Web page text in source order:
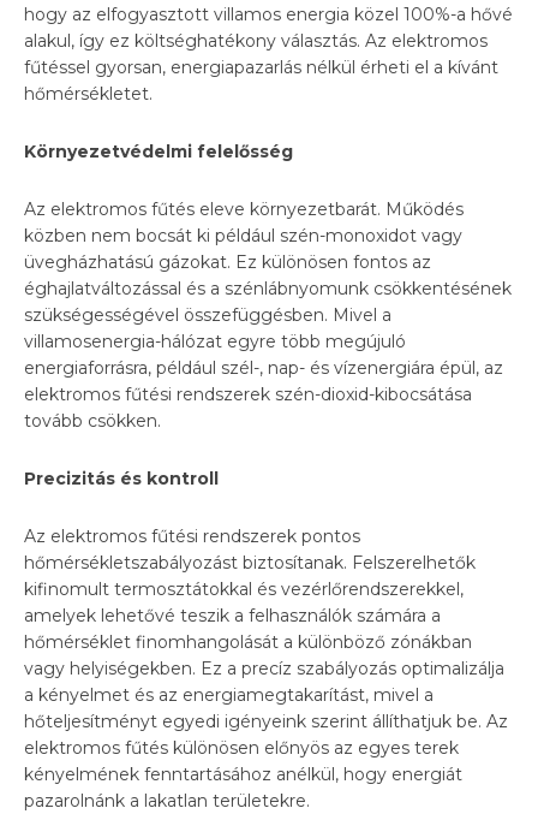
hogy az elfogyasztott villamos energia közel 100%-a hővé
alakul, így ez költséghatékony választás. Az elektromos
fűtéssel gyorsan, energiapazarlás nélkül érheti el a kívánt
hőmérsékletet.
Környezetvédelmi felelősség
Az elektromos fűtés eleve környezetbarát. Működés
közben nem bocsát ki például szén-monoxidot vagy
üvegházhatású gázokat. Ez különösen fontos az
éghajlatváltozással és a szénlábnyomunk csökkentésének
szükségességével összefüggésben. Mivel a
villamosenergia-hálózat egyre több megújuló
energiaforrásra, például szél-, nap- és vízenergiára épül, az
elektromos fűtési rendszerek szén-dioxid-kibocsátása
tovább csökken.
Precizitás és kontroll
Az elektromos fűtési rendszerek pontos
hőmérsékletszabályozást biztosítanak. Felszerelhetők
kifinomult termosztátokkal és vezérlőrendszerekkel,
amelyek lehetővé teszik a felhasználók számára a
hőmérséklet finomhangolását a különböző zónákban
vagy helyiségekben. Ez a precíz szabályozás optimalizálja
a kényelmet és az energiamegtakarítást, mivel a
hőteljesítményt egyedi igényeink szerint állíthatjuk be. Az
elektromos fűtés különösen előnyös az egyes terek
kényelmének fenntartásához anélkül, hogy energiát
pazarolnánk a lakatlan területekre.